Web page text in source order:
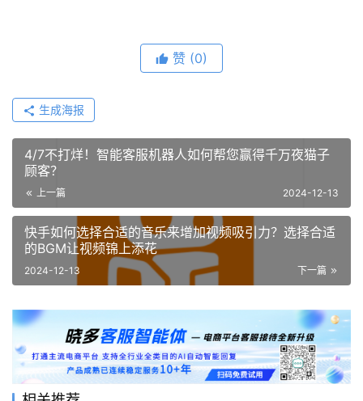
赞 (0)
生成海报
4/7不打烊！智能客服机器人如何帮您赢得千万夜猫子
顾客？
上一篇 2024-12-13
快手如何选择合适的音乐来增加视频吸引力？选择合适
的BGM让视频锦上添花
下一篇
2024-12-13